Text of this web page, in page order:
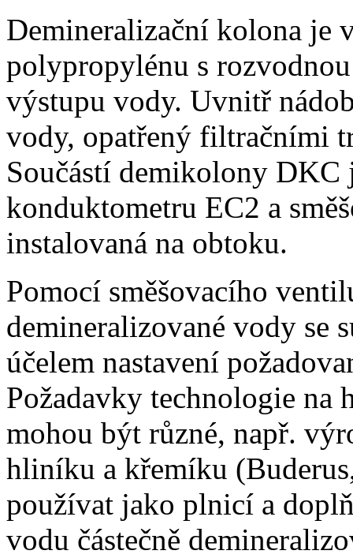
Demineralizační kolona je
polypropylénu s
výstupu vody. Uvnitř
vody, opatřený filtračními
Součástí demikolony DKC
konduktometru EC2 a
instalovaná na obtoku.
Pomocí směšovacího
demineralizované vody se
účelem nastavení
Požadavky technologie
mohou být různé, např.
hliníku a křemíku
používat jako plnicí a
vodu částečně